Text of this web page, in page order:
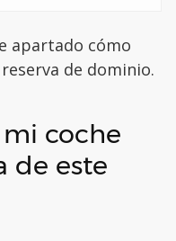
apartado cómo
de dominio.
mi coche
de este